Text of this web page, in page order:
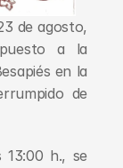
de agosto,
a la
en la
de
13:00 h., se